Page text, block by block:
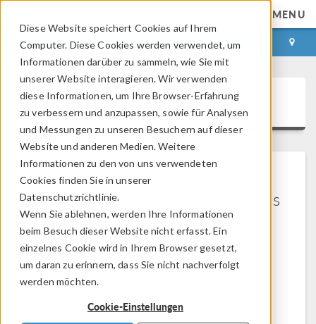
Diese Website speichert Cookies auf Ihrem
Computer. Diese Cookies werden verwendet, um
Informationen darüber zu sammeln, wie Sie mit
unserer Website interagieren. Wir verwenden
diese Informationen, um Ihre Browser-Erfahrung
zu verbessern und anzupassen, sowie für Analysen
und Messungen zu unseren Besuchern auf dieser
Website und anderen Medien. Weitere
Informationen zu den von uns verwendeten
Cookies finden Sie in unserer
Datenschutzrichtlinie.
Wenn Sie ablehnen, werden Ihre Informationen
beim Besuch dieser Website nicht erfasst. Ein
einzelnes Cookie wird in Ihrem Browser gesetzt,
um daran zu erinnern, dass Sie nicht nachverfolgt
werden möchten.
Cookie-Einstellungen
MENU
ANMELDEN KONTAKT
COMSOL Access
Willkommen bei COMSOL Access
COMSOL Access ist ein Service, den wir
unseren Nutzern und Interessenten anbieten.
Vorteile:
bearbeiten